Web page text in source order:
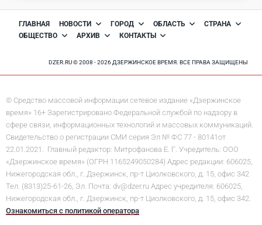
ГЛАВНАЯ НОВОСТИ ГОРОД ОБЛАСТЬ
СТРАНА
ОБЩЕСТВО
АРХИВ КОНТАКТЫ
DZER.RU © 2008 - 2026 ДЗЕРЖИНСКОЕ ВРЕМЯ. ВСЕ ПРАВА ЗАЩИЩЕНЫ
© Средство массовой информации сетевое издание «Дзержинское
время» 16+ Зарегистрировано Федеральной службой по надзору в
сфере связи, информационных технологий и массовых коммуникаций.
Свидетельство о регистрации СМИ серия Эл № ФС 77 - 80141от
22.01.2021. Главный редактор: Митрофанова Е. Г. Учредитель: ООО
«Дзержинское время» (ОГРН 1165249050284) Адрес редакции: 606025,
Нижегородская обл., г. Дзержинск, пр-т Циолковского, д. 15, офис 342
Тел. (8313)25-61-26, Эл. Почта: dv@dzer.ru Адрес учредителя: 606025,
Нижегородская обл., г. Дзержинск, пр-т Циолковского, д. 15, офис 342.
Ознакомиться с политикой оператора